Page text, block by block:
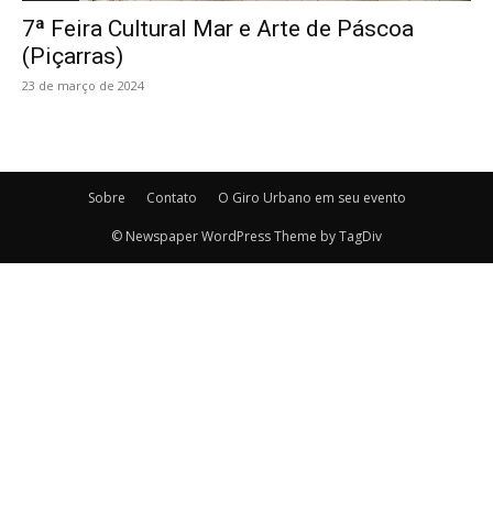
7ª Feira Cultural Mar e Arte de Páscoa
(Piçarras)
23 de março de 2024
Sobre Contato O Giro Urbano em seu evento
© Newspaper WordPress Theme by TagDiv